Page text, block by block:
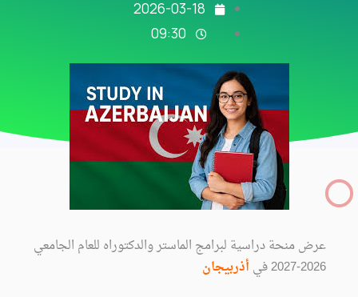
2026-03-18
09:30
عرض منحة دراسية لبرامج الماستر والدكتوراه للعام الجامعي
2026-2027 في
أذربيجان